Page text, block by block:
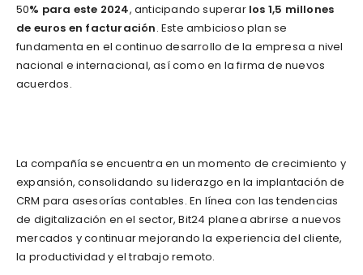
50% para este 2024, anticipando superar los 1,5 millones
de euros en facturación. Este ambicioso plan se
fundamenta en el continuo desarrollo de la empresa a nivel
nacional e internacional, así como en la firma de nuevos
acuerdos.
La compañía se encuentra en un momento de crecimiento y
expansión, consolidando su liderazgo en la implantación de
CRM para asesorías contables. En línea con las tendencias
de digitalización en el sector, Bit24 planea abrirse a nuevos
mercados y continuar mejorando la experiencia del cliente,
la productividad y el trabajo remoto.